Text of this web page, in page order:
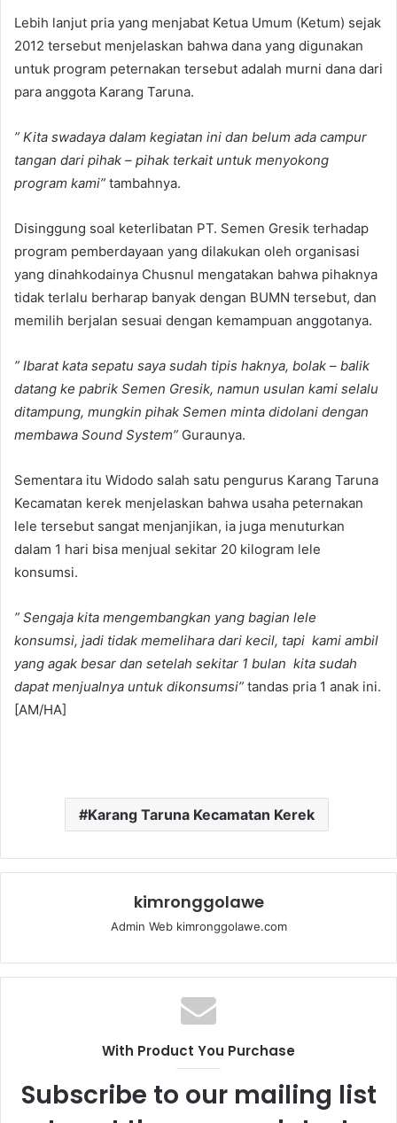
Lebih lanjut pria yang menjabat Ketua Umum (Ketum) sejak
2012 tersebut menjelaskan bahwa dana yang digunakan
untuk program peternakan tersebut adalah murni dana dari
para anggota Karang Taruna.
” Kita swadaya dalam kegiatan ini dan belum ada campur
tangan dari pihak – pihak terkait untuk menyokong
program kami” tambahnya.
Disinggung soal keterlibatan PT. Semen Gresik terhadap
program pemberdayaan yang dilakukan oleh organisasi
yang dinahkodainya Chusnul mengatakan bahwa pihaknya
tidak terlalu berharap banyak dengan BUMN tersebut, dan
memilih berjalan sesuai dengan kemampuan anggotanya.
” Ibarat kata sepatu saya sudah tipis haknya, bolak – balik
datang ke pabrik Semen Gresik, namun usulan kami selalu
ditampung, mungkin pihak Semen minta didolani dengan
membawa Sound System” Guraunya.
Sementara itu Widodo salah satu pengurus Karang Taruna
Kecamatan kerek menjelaskan bahwa usaha peternakan
lele tersebut sangat menjanjikan, ia juga menuturkan
dalam 1 hari bisa menjual sekitar 20 kilogram lele
konsumsi.
” Sengaja kita mengembangkan yang bagian lele
konsumsi, jadi tidak memelihara dari kecil, tapi kami ambil
yang agak besar dan setelah sekitar 1 bulan kita sudah
dapat menjualnya untuk dikonsumsi” tandas pria 1 anak ini.
[AM/HA]
Karang Taruna Kecamatan Kerek
kimronggolawe
Admin Web kimronggolawe.com
With Product You Purchase
Subscribe to our mailing list